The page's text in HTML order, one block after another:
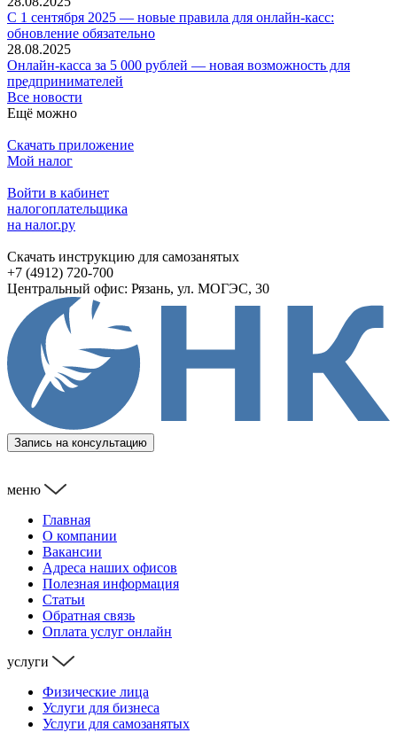
С 1 сентября 2025 — новые правила для онлайн-касс:
обновление обязательно
28.08.2025
Онлайн-касса за 5 000 рублей — новая возможность для
предпринимателей
Все новости
Ещё можно
Скачать приложение
Мой налог
Войти в кабинет
налогоплательщика
на налог.ру
Скачать инструкцию для самозанятых
+7 (4912) 720-700
Центральный офис: Рязань, ул. МОГЭС, 30
Запись на консультацию
меню
Главная
О компании
Вакансии
Адреса наших офисов
Полезная информация
Статьи
Обратная связь
Оплата услуг онлайн
услуги
Физические лица
Услуги для бизнеса
Услуги для самозанятых